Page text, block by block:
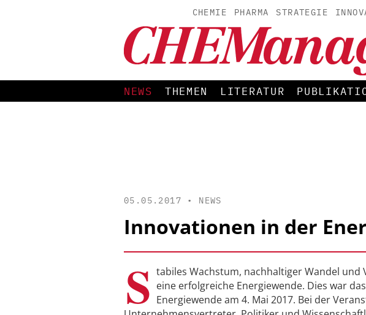
CHEMIE PHARMA STRATEGIE
NEWS THEMEN LITERATUR
05.05.2017 • NEWS
Innovationen in der
S tabiles Wachstum, nachhaltiger Wandel
eine erfolgreiche Energiewende. Dies war
Energiewende am 4. Mai 2017. Bei der